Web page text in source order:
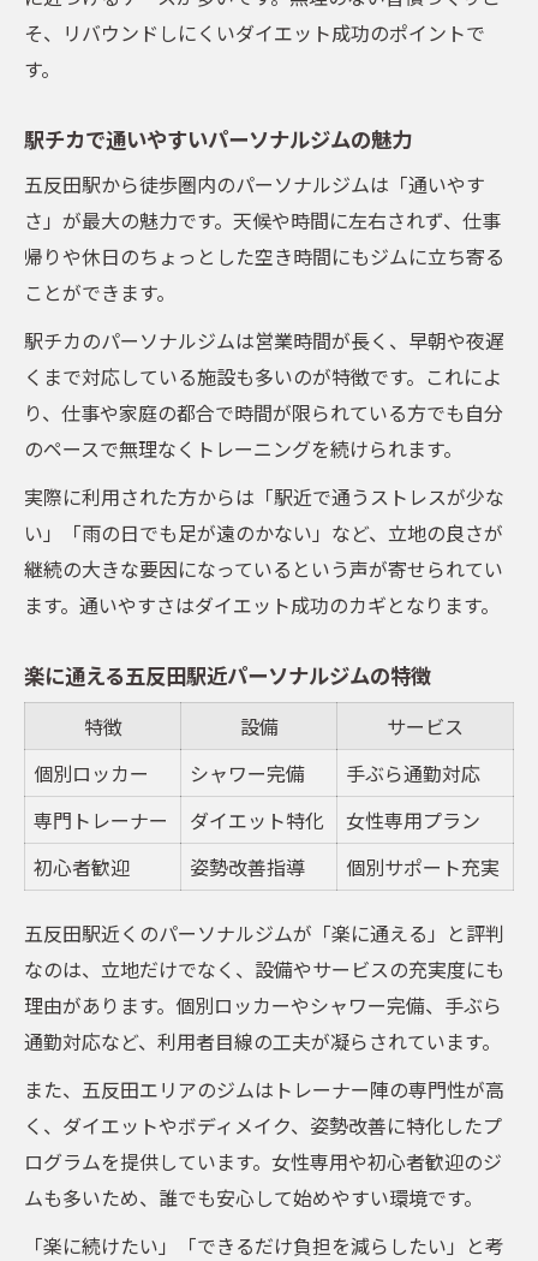
そ、リバウンドしにくいダイエット成功のポイントで
す。
駅チカで通いやすいパーソナルジムの魅力
五反田駅から徒歩圏内のパーソナルジムは「通いやす
さ」が最大の魅力です。天候や時間に左右されず、仕事
帰りや休日のちょっとした空き時間にもジムに立ち寄る
ことができます。
駅チカのパーソナルジムは営業時間が長く、早朝や夜遅
くまで対応している施設も多いのが特徴です。これによ
り、仕事や家庭の都合で時間が限られている方でも自分
のペースで無理なくトレーニングを続けられます。
実際に利用された方からは「駅近で通うストレスが少な
い」「雨の日でも足が遠のかない」など、立地の良さが
継続の大きな要因になっているという声が寄せられてい
ます。通いやすさはダイエット成功のカギとなります。
楽に通える五反田駅近パーソナルジムの特徴
特徴 設備
サービス
個別ロッカー
シャワー完備
手ぶら通勤対応
専門トレーナー
ダイエット特化
女性専用プラン
初心者歓迎
姿勢改善指導 個別サポート充実
五反田駅近くのパーソナルジムが「楽に通える」と評判
なのは、立地だけでなく、設備やサービスの充実度にも
理由があります。個別ロッカーやシャワー完備、手ぶら
通勤対応など、利用者目線の工夫が凝らされています。
また、五反田エリアのジムはトレーナー陣の専門性が高
く、ダイエットやボディメイク、姿勢改善に特化したプ
ログラムを提供しています。女性専用や初心者歓迎のジ
ムも多いため、誰でも安心して始めやすい環境です。
「楽に続けたい」「できるだけ負担を減らしたい」と考